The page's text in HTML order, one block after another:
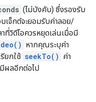
(ไม่บังคับ) ซึ่งรองรับ
เจ็กต์จะยอมรับค่าลอย/
าที่วิดีโอควรหยุดเล่นเมื่อมี
หากคุณระบุค่า
ยกใช้ seekTo() ค่า
มีผลอีกต่อไป